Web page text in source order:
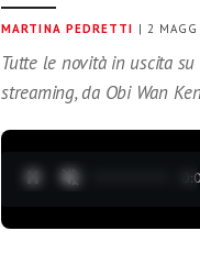
MARTINA PEDRETTI | 2
Tutte le novità in uscita
streaming, da Obi Wan